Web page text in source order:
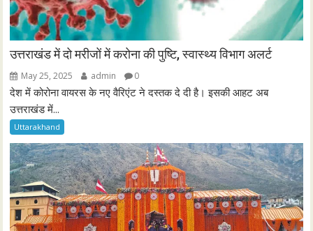
उत्तराखंड में दो मरीजों में करोना की पुष्टि, स्वास्थ्य विभाग अलर्ट
May 25, 2025 admin 0
देश में कोरोना वायरस के नए वैरिएंट ने दस्तक दे दी है। इसकी आहट अब
उत्तराखंड में...
Uttarakhand